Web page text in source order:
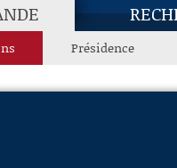
Présidence